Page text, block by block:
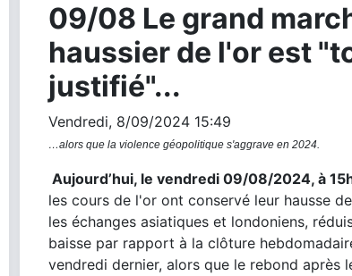
09/08 Le grand
haussier de l'or est
justifié"...
Vendredi, 8/09/2024 15:49
…alors que la violence géopolitique s'aggrave en 2024.
Aujourd’hui, le vendredi 09/08/2024, à
les cours de l'or ont conservé leur hausse
les échanges asiatiques et londoniens,
baisse par rapport à la clôture
vendredi dernier, alors que le rebond après